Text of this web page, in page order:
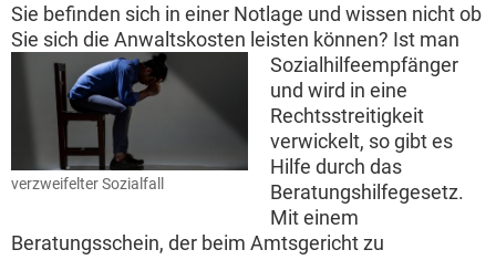
Sie befinden sich in einer Notlage und wissen nicht ob
Sie sich die Anwaltskosten leisten können?
verzweifelter Sozialfall
Ist man
Sozialhilfeempfänger
und wird in eine
Rechtsstreitigkeit
verwickelt, so gibt es
Hilfe durch das
Beratungshilfegesetz.
Mit einem
Beratungsschein, der beim Amtsgericht zu